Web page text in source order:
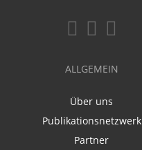
ALLGEMEIN
Über uns
Publikationsnetzwerk
Partner